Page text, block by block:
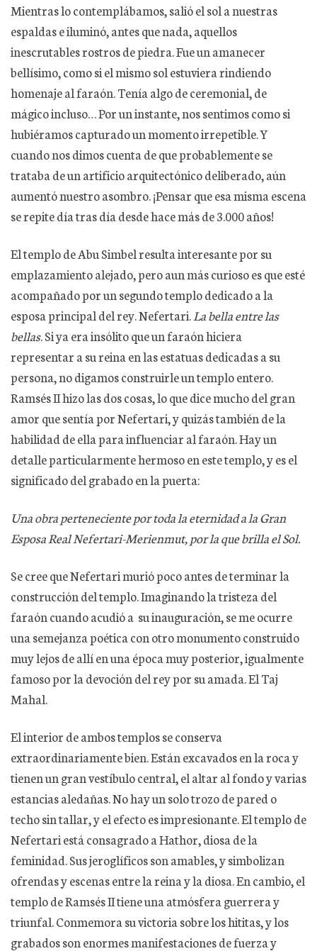
Mientras lo contemplábamos, salió el sol a nuestras
espaldas e iluminó, antes que nada, aquellos
inescrutables rostros de piedra. Fue un amanecer
bellísimo, como si el mismo sol estuviera rindiendo
homenaje al faraón. Tenía algo de ceremonial, de
mágico incluso… Por un instante, nos sentimos como si
hubiéramos capturado un momento irrepetible. Y
cuando nos dimos cuenta de que probablemente se
trataba de un artificio arquitectónico deliberado, aún
aumentó nuestro asombro. ¡Pensar que esa misma escena
se repite día tras día desde hace más de 3.000 años!
El templo de Abu Simbel resulta interesante por su
emplazamiento alejado, pero aun más curioso es que esté
acompañado por un segundo templo dedicado a la
esposa principal del rey. Nefertari. La bella entre las
bellas. Si ya era insólito que un faraón hiciera
representar a su reina en las estatuas dedicadas a su
persona, no digamos construirle un templo entero.
Ramsés II hizo las dos cosas, lo que dice mucho del gran
amor que sentía por Nefertari, y quizás también de la
habilidad de ella para influenciar al faraón. Hay un
detalle particularmente hermoso en este templo, y es el
significado del grabado en la puerta:
Una obra perteneciente por toda la eternidad a la Gran
Esposa Real Nefertari-Merienmut, por la que brilla el Sol.
Se cree que Nefertari murió poco antes de terminar la
construcción del templo. Imaginando la tristeza del
faraón cuando acudió a su inauguración, se me ocurre
una semejanza poética con otro monumento construido
muy lejos de allí en una época muy posterior, igualmente
famoso por la devoción del rey por su amada. El Taj
Mahal.
El interior de ambos templos se conserva
extraordinariamente bien. Están excavados en la roca y
tienen un gran vestíbulo central, el altar al fondo y varias
estancias aledañas. No hay un solo trozo de pared o
techo sin tallar, y el efecto es impresionante. El templo de
Nefertari está consagrado a Hathor, diosa de la
feminidad. Sus jeroglíficos son amables, y simbolizan
ofrendas y escenas entre la reina y la diosa. En cambio, el
templo de Ramsés II tiene una atmósfera guerrera y
triunfal. Conmemora su victoria sobre los hititas, y los
grabados son enormes manifestaciones de fuerza y